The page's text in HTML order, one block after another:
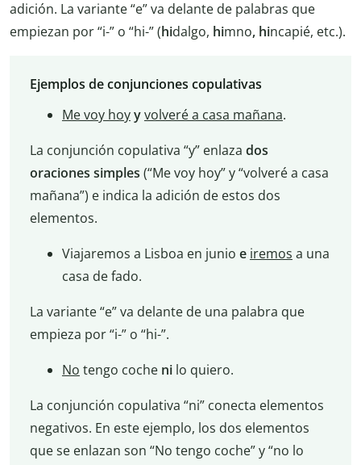
adición. La variante “e” va delante de palabras que
empiezan por “i-” o “hi-” (hidalgo, himno, hincapié, etc.).
Ejemplos de conjunciones copulativas
Me voy hoyyvolveré a casa mañana.
La conjunción copulativa “y” enlaza dos
oraciones simples (“Me voy hoy” y “volveré a casa
mañana”) e indica la adición de estos dos
elementos.
Viajaremos a Lisboa en junio e iremos a una
casa de fado.
La variante “e” va delante de una palabra que
empieza por “i-” o “hi-”.
No tengo coche nilo quiero.
La conjunción copulativa “ni” conecta elementos
negativos. En este ejemplo, los dos elementos
que se enlazan son “No tengo coche” y “no lo